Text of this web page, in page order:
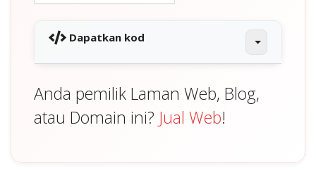
Dapatkan kod
Anda pemilik Laman Web, Blog,
atau Domain ini? Jual Web!